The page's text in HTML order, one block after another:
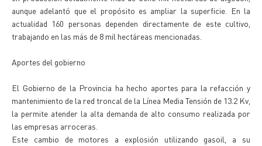
aunque adelantó que el propósito es ampliar la superficie. En la
actualidad 160 personas dependen directamente de este cultivo,
trabajando en las más de 8 mil hectáreas mencionadas.
Aportes del gobierno
El Gobierno de la Provincia ha hecho aportes para la refacción y
mantenimiento de la red troncal de la Línea Media Tensión de 13.2 Kv,
la permite atender la alta demanda de alto consumo realizada por
las empresas arroceras.
Este cambio de motores a explosión utilizando gasoil, a su